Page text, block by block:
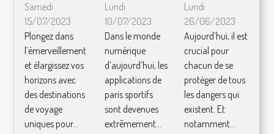
Samedi
15/07/2023
Plongez dans
l’émerveillement
et élargissez vos
horizons avec
des destinations
de voyage
uniques pour...
Lundi
10/07/2023
Dans le monde
numérique
d’aujourd’hui, les
applications de
paris sportifs
sont devenues
extrêmement...
Lundi
26/06/2023
Aujourd’hui, il est
crucial pour
chacun de se
protéger de tous
les dangers qui
existent. Et
notamment...